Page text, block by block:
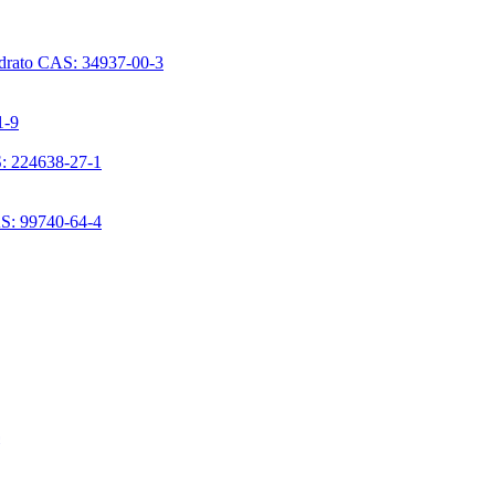
CAS: 34937-00-3
9
224638-27-1
99740-64-4